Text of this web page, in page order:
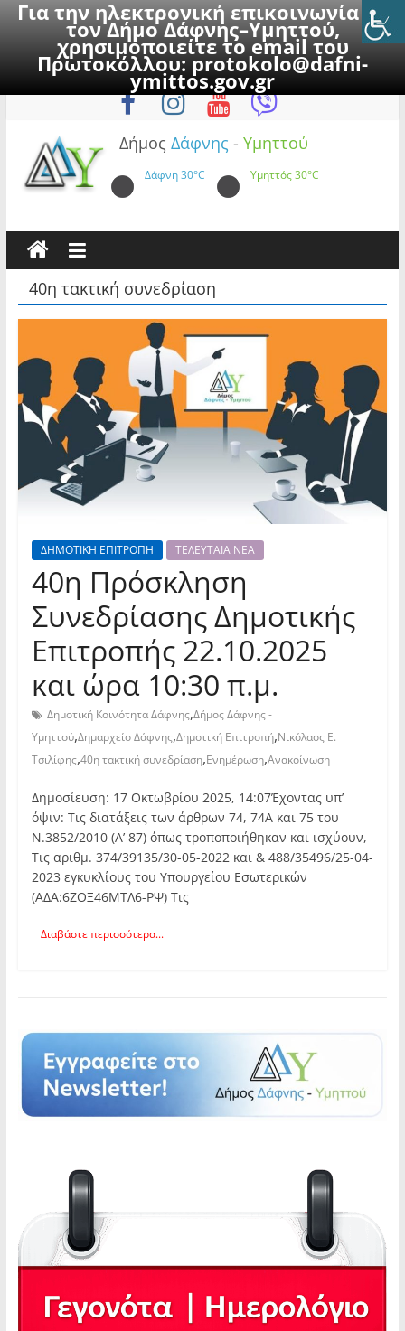
Για την ηλεκτρονική επικοινωνία με
τον Δήμο Δάφνης–Υμηττού,
χρησιμοποιείτε το email του
Πρωτοκόλλου:protokolo@dafni-
ymittos.gov.gr
to
Κυριακή, 9 Αυγούστου 2026
Δήμος Δάφνης - Υμηττού
Δάφνη30°C Υμηττός30°C
40η τακτική συνεδρίαση
ΔΗΜΟΤΙΚΗ ΕΠΙΤΡΟΠΗ ΤΕΛΕΥΤΑΙΑ ΝΕΑ
40η Πρόσκληση
Συνεδρίασης Δημοτικής
Επιτροπής 22.10.2025
και ώρα 10:30 π.μ.
Δημοτική Κοινότητα Δάφνης,Δήμος Δάφνης -
Υμηττού,Δημαρχείο Δάφνης,Δημοτική Επιτροπή,Νικόλαος Ε.
Τσιλίφης,40η τακτική συνεδρίαση,Ενημέρωση,Ανακοίνωση
Δημοσίευση: 17 Οκτωβρίου 2025, 14:07Έχοντας υπ’
όψιν: Τις διατάξεις των άρθρων 74, 74Α και 75 του
Ν.3852/2010 (Α’ 87) όπως τροποποιήθηκαν και ισχύουν,
Τις αριθμ. 374/39135/30-05-2022 και & 488/35496/25-04-
2023 εγκυκλίους του Υπουργείου Εσωτερικών
(ΑΔΑ:6ΖΟΞ46ΜΤΛ6-ΡΨ) Τις
Διαβάστε περισσότερα...